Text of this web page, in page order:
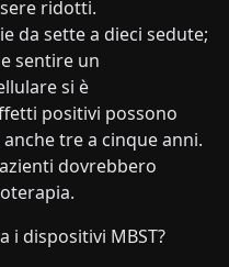
ridotti.
da sette a dieci sedute;
sentire un
si è
positivi possono
tre a cinque anni.
dovrebbero
i dispositivi MBST?